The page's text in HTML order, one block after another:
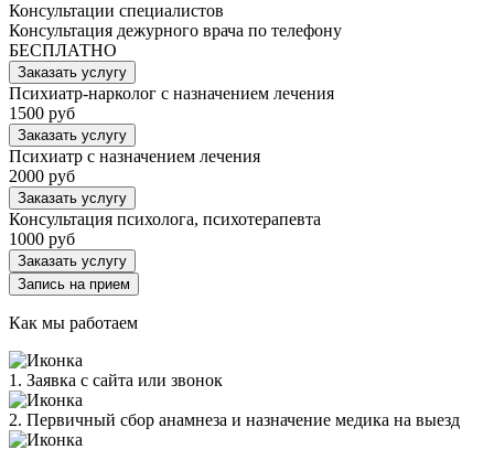
Консультации специалистов
Консультация дежурного врача по телефону
БЕСПЛАТНО
Заказать услугу
Психиатр-нарколог с назначением лечения
1500 руб
Заказать услугу
Психиатр с назначением лечения
2000 руб
Заказать услугу
Консультация психолога, психотерапевта
1000 руб
Заказать услугу
Запись на прием
Как мы работаем
1. Заявка с сайта или звонок
2. Первичный сбор анамнеза и назначение медика на выезд